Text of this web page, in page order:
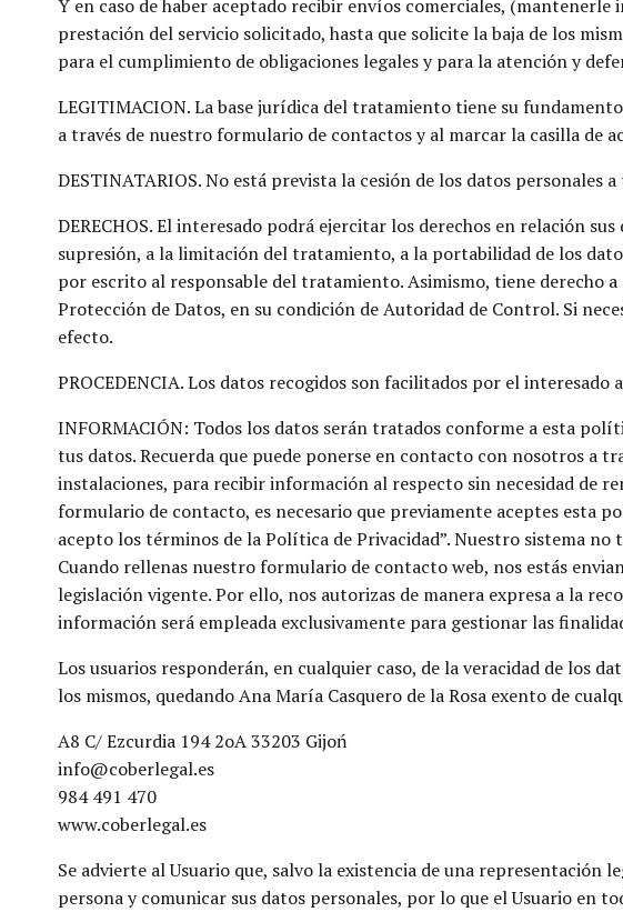
Y en caso de haber aceptado recibir envíos comerciales,
prestación del servicio solicitado, hasta que solicite la baja de los
para el cumplimiento de obligaciones legales y para la atención y
LEGITIMACION. La base jurídica del tratamiento tiene su
a través de nuestro formulario de contactos y al marcar la casilla de
DESTINATARIOS. No está prevista la cesión de los datos
DERECHOS. El interesado podrá ejercitar los derechos en relación
supresión, a la limitación del tratamiento, a la portabilidad de los
por escrito al responsable del tratamiento. Asimismo, tiene derecho
Protección de Datos, en su condición de Autoridad de Control. Si
efecto.
PROCEDENCIA. Los datos recogidos son facilitados por el
INFORMACIÓN: Todos los datos serán tratados conforme a esta
tus datos. Recuerda que puede ponerse en contacto con nosotros a
instalaciones, para recibir información al respecto sin necesidad de
formulario de contacto, es necesario que previamente aceptes esta
acepto los términos de la Política de Privacidad”. Nuestro sistema
Cuando rellenas nuestro formulario de contacto web, nos estás
legislación vigente. Por ello, nos autorizas de manera expresa a la
información será empleada exclusivamente para gestionar las
Los usuarios responderán, en cualquier caso, de la veracidad de los
los mismos, quedando Ana María Casquero de la Rosa exento de
A8 C/ Ezcurdia 194 2oA 33203 Gijoń
info@coberlegal.es
984 491 470
www.coberlegal.es
Se advierte al Usuario que, salvo la existencia de una
persona y comunicar sus datos personales, por lo que el Usuario en